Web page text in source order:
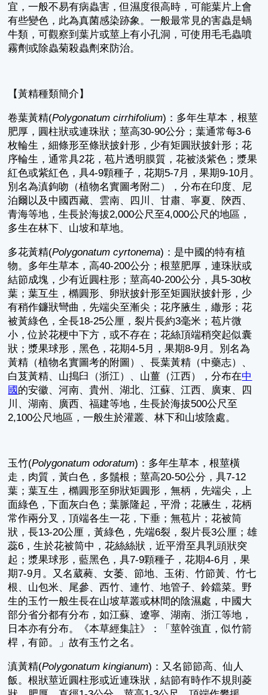
宜，一般不易有病蟲害，但濕度很高時，可能葉片上會
有些變色，此為真菌感染跡象。一般最常見的害蟲是蝸
牛類，可觀察到葉片或莖上有小孔洞，可使用毛毛蟲噴
霧劑或除蟲菊殺蟲劑來防治。
【黃精種類簡介】
卷葉黃精(Polygonatum cirrhifolium)：多年生草本，根莖
肥厚，圓柱狀或連珠狀；莖高30-90公分；葉通常每3-6
枚輪生，細條形至條狀披針形，少有矩圓狀披針形；花
序輪生，通常具2花，苞片透明膜質，花被淡紫色；漿果
紅色或紫紅色，具4-9顆種子，花期5-7月，果期9-10月。
別名為滇鉤吻（植物名實圖考附二），分布在印度、尼
泊爾以及中國西藏、雲南、四川、甘肅、寧夏、陝西、
青海等地，生長於海拔2,000公尺至4,000公尺的地區，
多生在林下、山坡和草地。
多花黃精(Polygonatum cyrtonema)：是中國的特有植
物。多年生草本，高40-200公分；根莖肥厚，連珠狀或
結節成塊，少有近圓柱形；莖高40-200公分，具5-30枚
葉；葉互生，橢圓形、卵狀披針形至矩圓狀披針形，少
有稍作鐮狀彎曲，先端尖至漸尖；花序腋生，繖形；花
被黃綠色，全長18-25公厘，裂片長約3毫米；苞片微
小，位於花梗中下方，或不存在；花絲頂端稍突起似囊
狀；漿果球形，黑色，花期4-5月，果期8-9月。別名為
黃精（植物名實圖考的附圖）、長葉黃精（中藥志）、
白芨黃精、山搗臼（浙江）、山薑（江西），分布在中
國 的安徽、河南、貴州、湖北、江蘇、江西、廣東、四
川、湖南、廣西、福建等地，生長於海拔500公尺至
2,100公尺地區，一般生於灌叢、林下和山坡陰處。
玉竹(Polygonatum odoratum)：多年生草本，根莖橫
走，肉質，黃白色，多鬚根；莖高20-50公分，具7-12
葉；葉互生，橢圓形至卵狀矩圓形，無柄，先端尖，上
面綠色，下面灰白色；葉脈隆起，平滑；花腋生，花柄
常作兩分叉，頂端各生一花，下垂；無苞片；花被筒
狀，長13-20公厘，黃綠色，先端6裂，裂片長3公厘；雄
蕊6，生於花被筒中，花絲絲狀，近平滑至具乳頭狀突
起；漿果球形，藍黑色，具7-9顆種子，花期4-6月，果
期7-9月。又名葳蕤、女萎、節地、玉術、竹節黃、竹七
根、山包米、尾參、西竹、連竹、地管子、鈴鐺菜。野
生的玉竹一般生長在山坡草叢或林間的陰濕處，中國大
部分省分都有分布，如江蘇、遼寧、湖南、浙江等地，
日本亦有分布。《本草經集註》：「莖幹強直，似竹箭
桿，有節。」故有玉竹之名。
滇黃精(Polygonatum kingianum)：又名節節高、仙人
飯。根狀莖近圓柱形或近連珠狀，結節有時作不規則菱